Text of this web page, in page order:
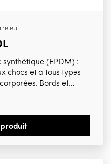
synthétique (EPDM) :
chocs et à tous types
Bords et
650 x 430 x 180 mm